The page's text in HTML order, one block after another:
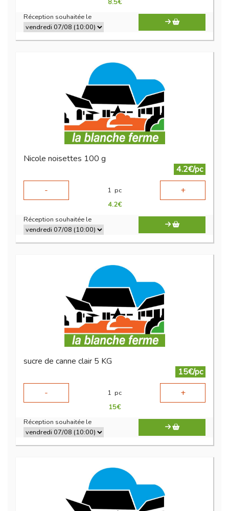
8.5€
Réception souhaitée le
Nicole noisettes 100 g
4.2€/pc
-
1 pc +
4.2€
Réception souhaitée le
sucre de canne clair 5 KG
15€/pc
-
1 pc +
15€
Réception souhaitée le